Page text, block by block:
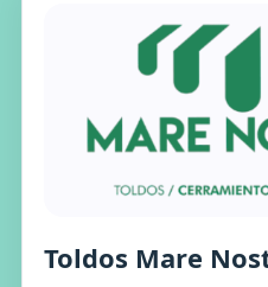
Toldos Mare